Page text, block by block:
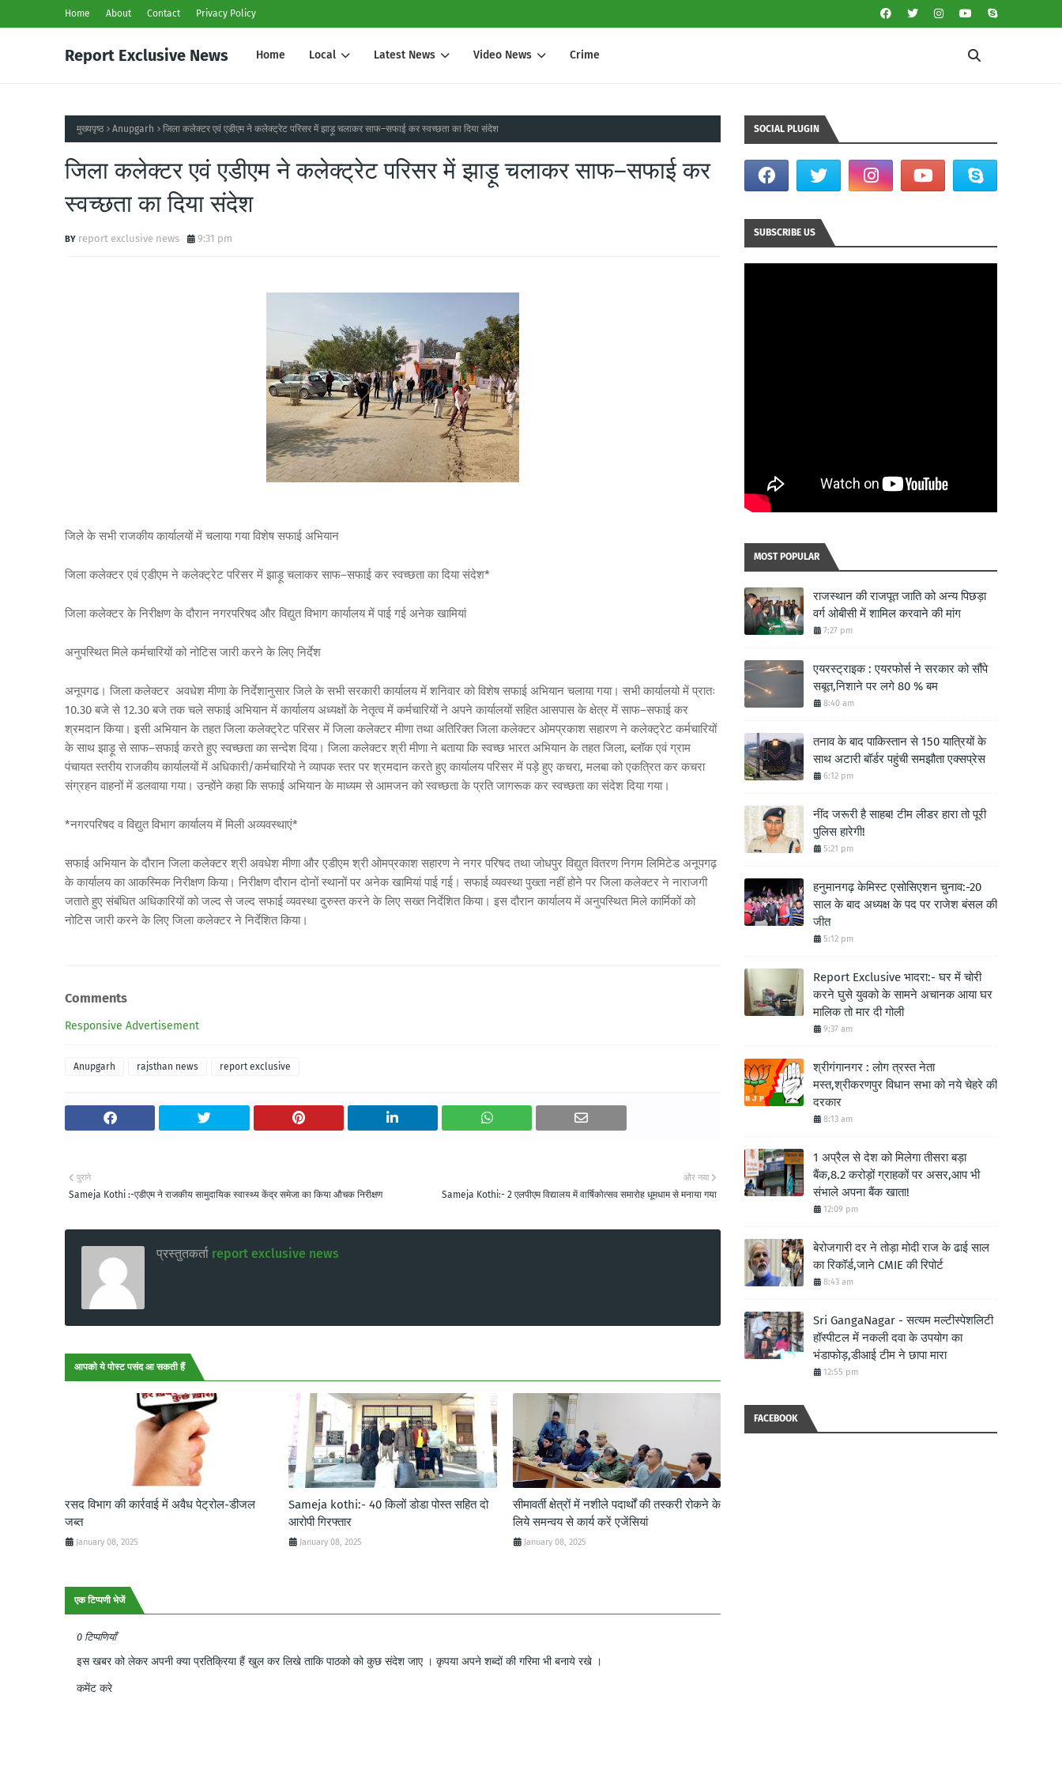
Home About Contact Privacy Policy
Report Exclusive News Home Local Latest News Video News Crime
मुख्यपृष्ठ Anupgarh जिला कलेक्टर एवं एडीएम ने कलेक्ट्रेट परिसर में झाड़ू चलाकर साफ–सफाई कर स्वच्छता का दिया संदेश
जिला कलेक्टर एवं एडीएम ने कलेक्ट्रेट परिसर में झाड़ू चलाकर साफ–सफाई कर
स्वच्छता का दिया संदेश
report exclusive news 9:31 pm
जिले के सभी राजकीय कार्यालयों में चलाया गया विशेष सफाई अभियान
जिला कलेक्टर एवं एडीएम ने कलेक्ट्रेट परिसर में झाड़ू चलाकर साफ–सफाई कर स्वच्छता का दिया संदेश*
जिला कलेक्टर के निरीक्षण के दौरान नगरपरिषद और विद्युत विभाग कार्यालय में पाई गई अनेक खामियां
अनुपस्थित मिले कर्मचारियों को नोटिस जारी करने के लिए निर्देश
अनूपगढ। जिला कलेक्टर अवधेश मीणा के निर्देशानुसार जिले के सभी सरकारी कार्यालय में शनिवार को विशेष सफाई अभियान चलाया गया। सभी कार्यालयो में प्रातः
10.30 बजे से 12.30 बजे तक चले सफाई अभियान में कार्यालय अध्यक्षों के नेतृत्व में कर्मचारियों ने अपने कार्यालयों सहित आसपास के क्षेत्र में साफ–सफाई कर
श्रमदान किया। इसी अभियान के तहत जिला कलेक्ट्रेट परिसर में जिला कलेक्टर मीणा तथा अतिरिक्त जिला कलेक्टर ओमप्रकाश सहारण ने कलेक्ट्रेट कर्मचारियों
के साथ झाड़ू से साफ–सफाई करते हुए स्वच्छता का सन्देश दिया। जिला कलेक्टर श्री मीणा ने बताया कि स्वच्छ भारत अभियान के तहत जिला, ब्लॉक एवं ग्राम
पंचायत स्तरीय राजकीय कार्यालयों में अधिकारी/कर्मचारियो ने व्यापक स्तर पर श्रमदान करते हुए कार्यालय परिसर में पड़े हुए कचरा, मलबा को एकत्रित कर कचरा
संग्रहन वाहनों में डलवाया गया। उन्होंने कहा कि सफाई अभियान के माध्यम से आमजन को स्वच्छता के प्रति जागरूक कर स्वच्छता का संदेश दिया गया।
*नगरपरिषद व विद्युत विभाग कार्यालय में मिली अव्यवस्थाएं*
सफाई अभियान के दौरान जिला कलेक्टर श्री अवधेश मीणा और एडीएम श्री ओमप्रकाश सहारण ने नगर परिषद तथा जोधपुर विद्युत वितरण निगम लिमिटेड अनूपगढ़
के कार्यालय का आकस्मिक निरीक्षण किया। निरीक्षण दौरान दोनों स्थानों पर अनेक खामियां पाई गई। सफाई व्यवस्था पुख्ता नहीं होने पर जिला कलेक्टर ने नाराजगी
जताते हुए संबंधित अधिकारियों को जल्द से जल्द सफाई व्यवस्था दुरुस्त करने के लिए सख्त निर्देशित किया। इस दौरान कार्यालय में अनुपस्थित मिले कार्मिकों को
नोटिस जारी करने के लिए जिला कलेक्टर ने निर्देशित किया।
Comments
Responsive Advertisement
Anupgarh rajsthan news report exclusive
और नया
Sameja Kothi:- 2 एलपीएम विद्यालय में वार्षिकोत्सव समारोह धूमधाम से मनाया गया
पुराने
Sameja Kothi :-एडीएम ने राजकीय सामुदायिक स्वास्थ्य केंद्र समेजा का किया औचक निरीक्षण
प्रस्तुतकर्ता report exclusive news
आपको ये पोस्ट पसंद आ सकती हैं
रसद विभाग की कार्रवाई में अवैध पेट्रोल-डीजल
जब्त
January 08, 2025
Sameja kothi:- 40 किलों डोडा पोस्त सहित दो
आरोपी गिरफ्तार
January 08, 2025
सीमावर्ती क्षेत्रों में नशीले पदार्थों की तस्करी रोकने के
लिये समन्वय से कार्य करें एजेंसियां
January 08, 2025
एक टिप्पणी भेजें
0 टिप्पणियाँ
इस खबर को लेकर अपनी क्या प्रतिक्रिया हैं खुल कर लिखे ताकि पाठको को कुछ संदेश जाए । कृपया अपने शब्दों की गरिमा भी बनाये रखे ।
कमेंट करे
SOCIAL PLUGIN
SUBSCRIBE US
MOST POPULAR
राजस्थान की राजपूत जाति को अन्य पिछड़ा
वर्ग ओबीसी में शामिल करवाने की मांग
7:27 pm
एयरस्ट्राइक : एयरफोर्स ने सरकार को सौंपे
सबूत,निशाने पर लगे 80 % बम
8:40 am
तनाव के बाद पाकिस्तान से 150 यात्रियों के
साथ अटारी बॉर्डर पहुंची समझौता एक्सप्रेस
6:12 pm
नींद जरूरी है साहब! टीम लीडर हारा तो पूरी
पुलिस हारेगी!
5:21 pm
हनुमानगढ़ केमिस्ट एसोसिएशन चुनाव:-20
साल के बाद अध्यक्ष के पद पर राजेश बंसल की
जीत
5:12 pm
Report Exclusive भादरा:- घर में चोरी
करने घुसे युवको के सामने अचानक आया घर
मालिक तो मार दी गोली
9:37 am
श्रीगंगानगर : लोग त्रस्त नेता
मस्त,श्रीकरणपुर विधान सभा को नये चेहरे की
दरकार
8:13 am
1 अप्रैल से देश को मिलेगा तीसरा बड़ा
बैंक,8.2 करोड़ों ग्राहकों पर असर,आप भी
संभाले अपना बैंक खाता!
12:09 pm
बेरोजगारी दर ने तोड़ा मोदी राज के ढाई साल
का रिकॉर्ड,जाने CMIE की रिपोर्ट
8:43 am
Sri GangaNagar - सत्यम मल्टीस्पेशलिटी
हॉस्पीटल में नकली दवा के उपयोग का
भंडाफोड़,डीआई टीम ने छापा मारा
12:55 pm
FACEBOOK